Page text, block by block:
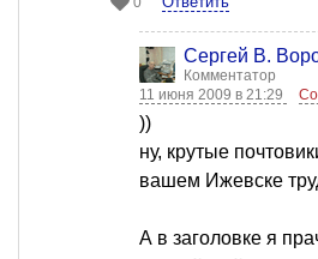
Сергей В.
Комментатор
11 июня 2009 в 21:29
))
ну, крутые
вашем Ижевске
А в заголовке я